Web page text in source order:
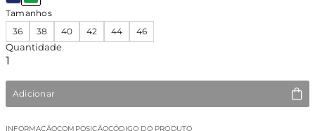
Tamanhos
36
38 40 42 44 46
Quantidade
Adicionar
INFORMAÇÃOCOMPOSIÇÃOCÓDIGO DO PRODUTO